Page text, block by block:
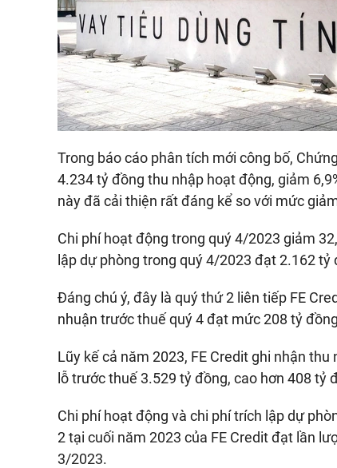
Trong báo cáo phân tích mới công bố,
4.234 tỷ đồng thu nhập hoạt động, giảm
này đã cải thiện rất đáng kể so với mức
Chi phí hoạt động trong quý 4/2023 giảm
lập dự phòng trong quý 4/2023 đạt 2.162
Đáng chú ý, đây là quý thứ 2 liên tiếp FE
nhuận trước thuế quý 4 đạt mức 208 tỷ
Lũy kế cả năm 2023, FE Credit ghi nhận
lỗ trước thuế 3.529 tỷ đồng, cao hơn 408 tỷ
Chi phí hoạt động và chi phí trích lập dự
2 tại cuối năm 2023 của FE Credit đạt lần
3/2023.